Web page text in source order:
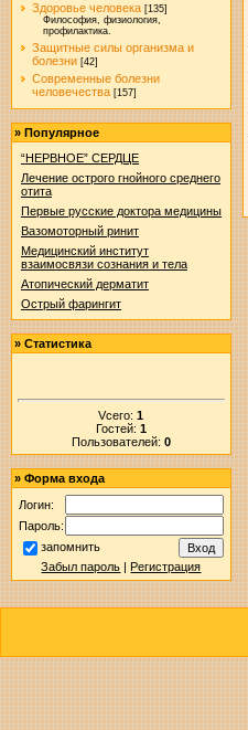
Здоровье человека [135]
Философия, физиология,
профилактика.
Защитные силы организма и
болезни [42]
Современные болезни
человечества [157]
» Популярное
“НЕРВНОЕ” СЕРДЦЕ
Лечение острого гнойного среднего
отита
Первые русские доктора медицины
Вазомоторный ринит
Медицинский институт
взаимосвязи сознания и тела
Атопический дерматит
Острый фарингит
» Статистика
Vсего:1
Гостей: 1
Пользователей: 0
» Форма входа
Логин:
Пароль:
запомнить
Забыл пароль |Регистрация